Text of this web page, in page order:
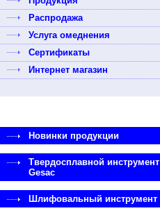
Распродажа
Услуга омеднения
Сертификаты
Интернет магазин
Новинки продукции
Твердосплавной инструмент
Gesac
Шлифовальный инструмент